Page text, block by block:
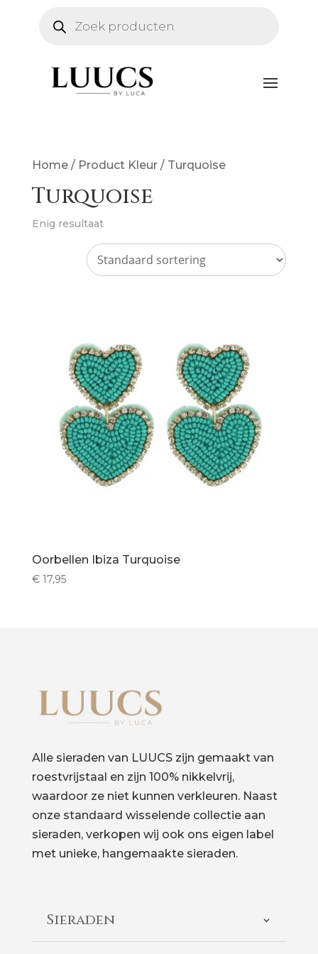
zoeken
Home/ Product Kleur / Turquoise
Turquoise
Enig resultaat
Oorbellen Ibiza Turquoise
€17,95
Alle sieraden van LUUCS zijn gemaakt van
roestvrijstaal en zijn 100% nikkelvrij,
waardoor ze niet kunnen verkleuren. Naast
onze standaard wisselende collectie aan
sieraden, verkopen wij ook ons eigen label
met unieke, hangemaakte sieraden.
Sieraden